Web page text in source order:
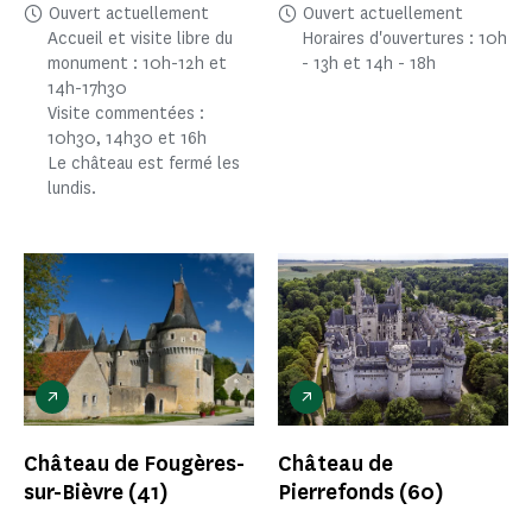
Ouvert actuellement
Accueil et visite libre du
monument : 10h-12h et
14h-17h30
Visite commentées :
10h30, 14h30 et 16h
Le château est fermé les
lundis.
Ouvert actuellement
Horaires d'ouvertures : 10h
- 13h et 14h - 18h
Château de Fougères-
sur-Bièvre (41)
Château de
Pierrefonds (60)